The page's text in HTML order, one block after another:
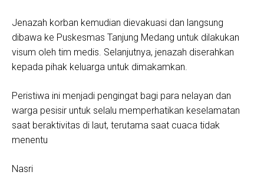
Jenazah korban kemudian dievakuasi dan langsung
dibawa ke Puskesmas Tanjung Medang untuk dilakukan
visum oleh tim medis. Selanjutnya, jenazah diserahkan
kepada pihak keluarga untuk dimakamkan.
Peristiwa ini menjadi pengingat bagi para nelayan dan
warga pesisir untuk selalu memperhatikan keselamatan
saat beraktivitas di laut, terutama saat cuaca tidak
menentu
Nasri